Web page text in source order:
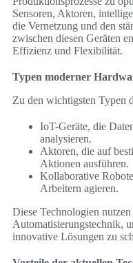
Sensoren, Aktoren,
die Vernetzung und den
zwischen diesen Geräten
Effizienz und Flexibilität.
Typen moderner
Zu den wichtigsten Typen
IoT-Geräte, die
analysieren.
Aktoren, die auf
Aktionen ausführen.
Kollaborative
Arbeitern agieren.
Diese Technologien
Automatisierungstechnik,
innovative Lösungen zu